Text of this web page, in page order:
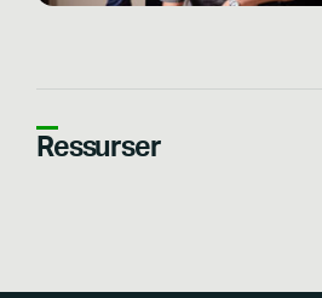
Ressurser